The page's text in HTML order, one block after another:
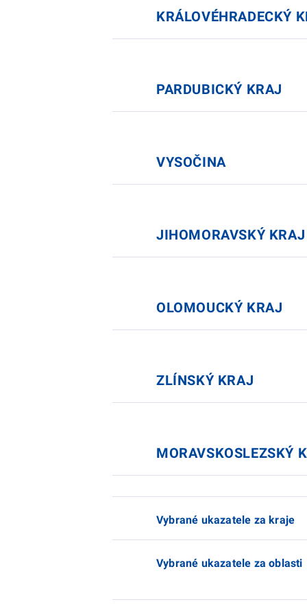
KRÁLOVÉHRADECKÝ
PARDUBICKÝ KRAJ
VYSOČINA
JIHOMORAVSKÝ KRAJ
OLOMOUCKÝ KRAJ
ZLÍNSKÝ KRAJ
MORAVSKOSLEZSKÝ
Vybrané ukazatele za kraje
Vybrané ukazatele za oblasti